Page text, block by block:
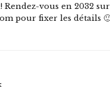
Rendez-vous en 2032 sur
pour fixer les détails